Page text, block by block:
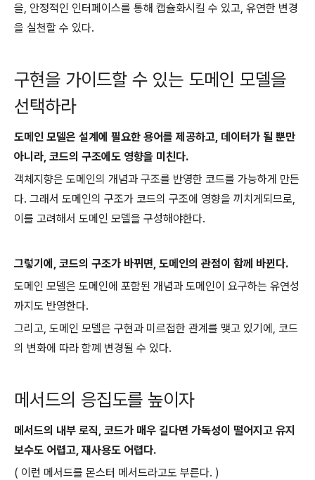
을, 안정적인 인터페이스를 통해 캡슐화시킬 수 있고, 유연한 변경
을 실천할 수 있다.
구현을 가이드할 수 있는 도메인 모델을
선택하라
도메인 모델은 설계에 필요한 용어를 제공하고, 데이터가 될 뿐만
아니라, 코드의 구조에도 영향을 미친다.
객체지향은 도메인의 개념과 구조를 반영한 코드를 가능하게 만든
다. 그래서 도메인의 구조가 코드의 구조에 영향을 끼치게되므로,
이를 고려해서 도메인 모델을 구성해야한다.
그렇기에, 코드의 구조가 바뀌면, 도메인의 관점이 함께 바뀐다.
도메인 모델은 도메인에 포함된 개념과 도메인이 요구하는 유연성
까지도 반영한다.
그리고, 도메인 모델은 구현과 미르접한 관계를 맺고 있기에, 코드
의 변화에 따라 함꼐 변경될 수 있다.
메서드의 응집도를 높이자
메서드의 내부 로직, 코드가 매우 길다면 가독성이 떨어지고 유지
보수도 어렵고, 재사용도 어렵다.
( 이런 메서드를 몬스터 메서드라고도 부른다. )